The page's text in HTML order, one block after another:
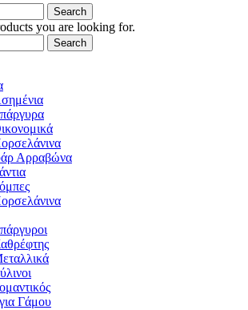
Search
you are looking for.
Search
Αρραβώνα
Γάμου